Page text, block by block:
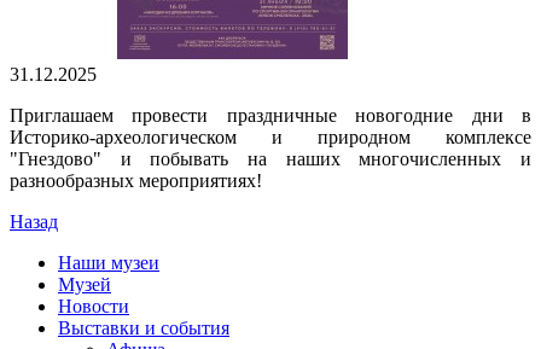
31.12.2025
Приглашаем провести праздничные новогодние дни в
Историко-археологическом и природном комплексе
"Гнездово" и побывать на наших многочисленных и
разнообразных мероприятиях!
Назад
Наши музеи
Музей
Новости
Выставки и события